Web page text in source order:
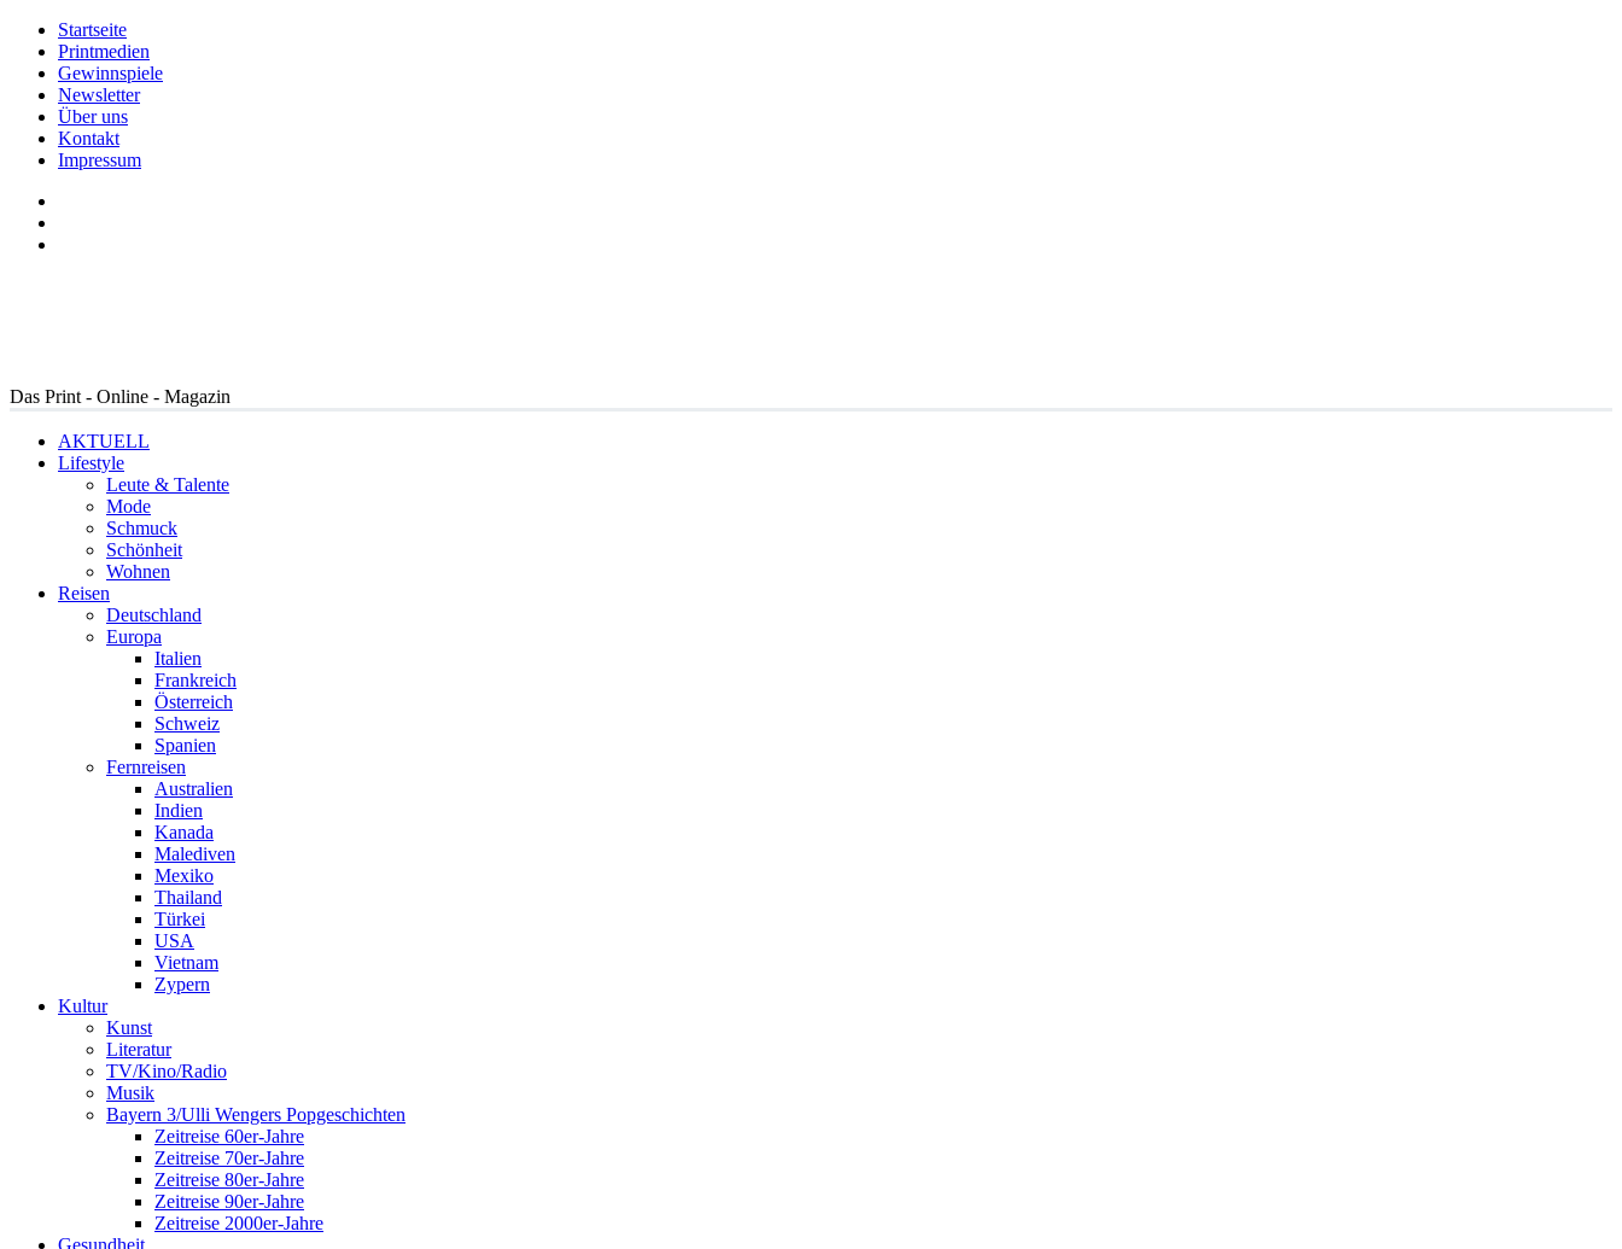
Startseite
Printmedien
Gewinnspiele
Newsletter
Über uns
Kontakt
Impressum
Das Print - Online - Magazin
AKTUELL
Lifestyle
Leute & Talente
Mode
Schmuck
Schönheit
Wohnen
Reisen
Deutschland
Europa
Italien
Frankreich
Österreich
Schweiz
Spanien
Fernreisen
Australien
Indien
Kanada
Malediven
Mexiko
Thailand
Türkei
USA
Vietnam
Zypern
Kultur
Kunst
Literatur
TV/Kino/Radio
Musik
Bayern 3/Ulli Wengers Popgeschichten
Zeitreise 60er-Jahre
Zeitreise 70er-Jahre
Zeitreise 80er-Jahre
Zeitreise 90er-Jahre
Zeitreise 2000er-Jahre
Gesundheit